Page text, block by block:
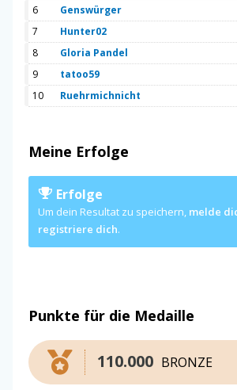
6
Genswürger
7
Hunter02
8
Gloria Pandel
9
tatoo59
10
Ruehrmichnicht
Meine Erfolge
Erfolge
Um dein Resultat zu speichern, melde
registriere dich.
Punkte für die Medaille
BRONZE
110.000